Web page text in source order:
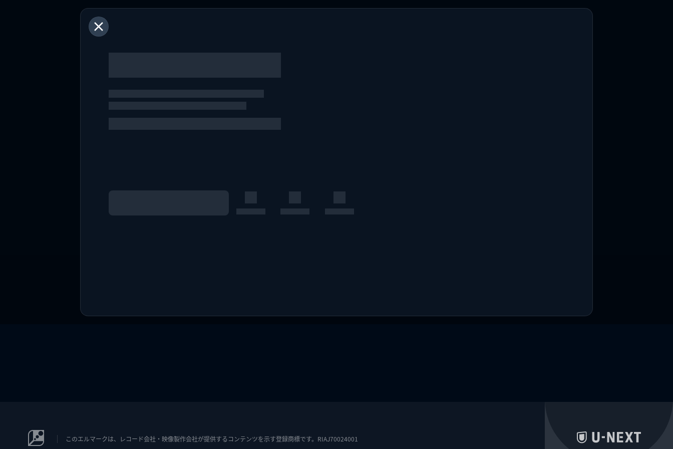
このエルマークは、レコード会社・映像製作会社が提供するコンテンツを示す登録商標です。RIAJ70024001